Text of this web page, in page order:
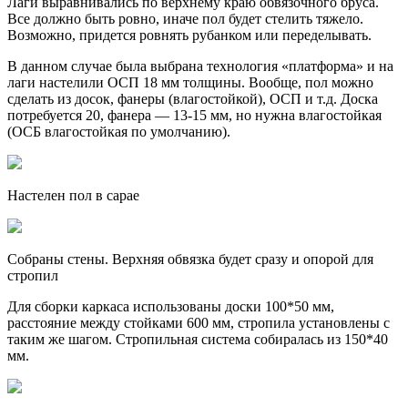
Все должно быть ровно, иначе пол будет стелить тяжело.
Возможно, придется ровнять рубанком или переделывать.
В данном случае была выбрана технология «платформа» и на
лаги настелили ОСП 18 мм толщины. Вообще, пол можно
сделать из досок, фанеры (влагостойкой), ОСП и т.д. Доска
потребуется 20, фанера — 13-15 мм, но нужна влагостойкая
(ОСБ влагостойкая по умолчанию).
Настелен пол в сарае
Собраны стены. Верхняя обвязка будет сразу и опорой для
стропил
Для сборки каркаса использованы доски 100*50 мм,
расстояние между стойками 600 мм, стропила установлены с
таким же шагом. Стропильная система собиралась из 150*40
мм.